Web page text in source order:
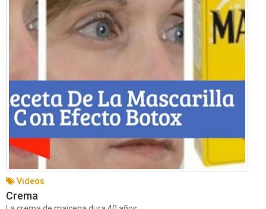
Videos
Crema